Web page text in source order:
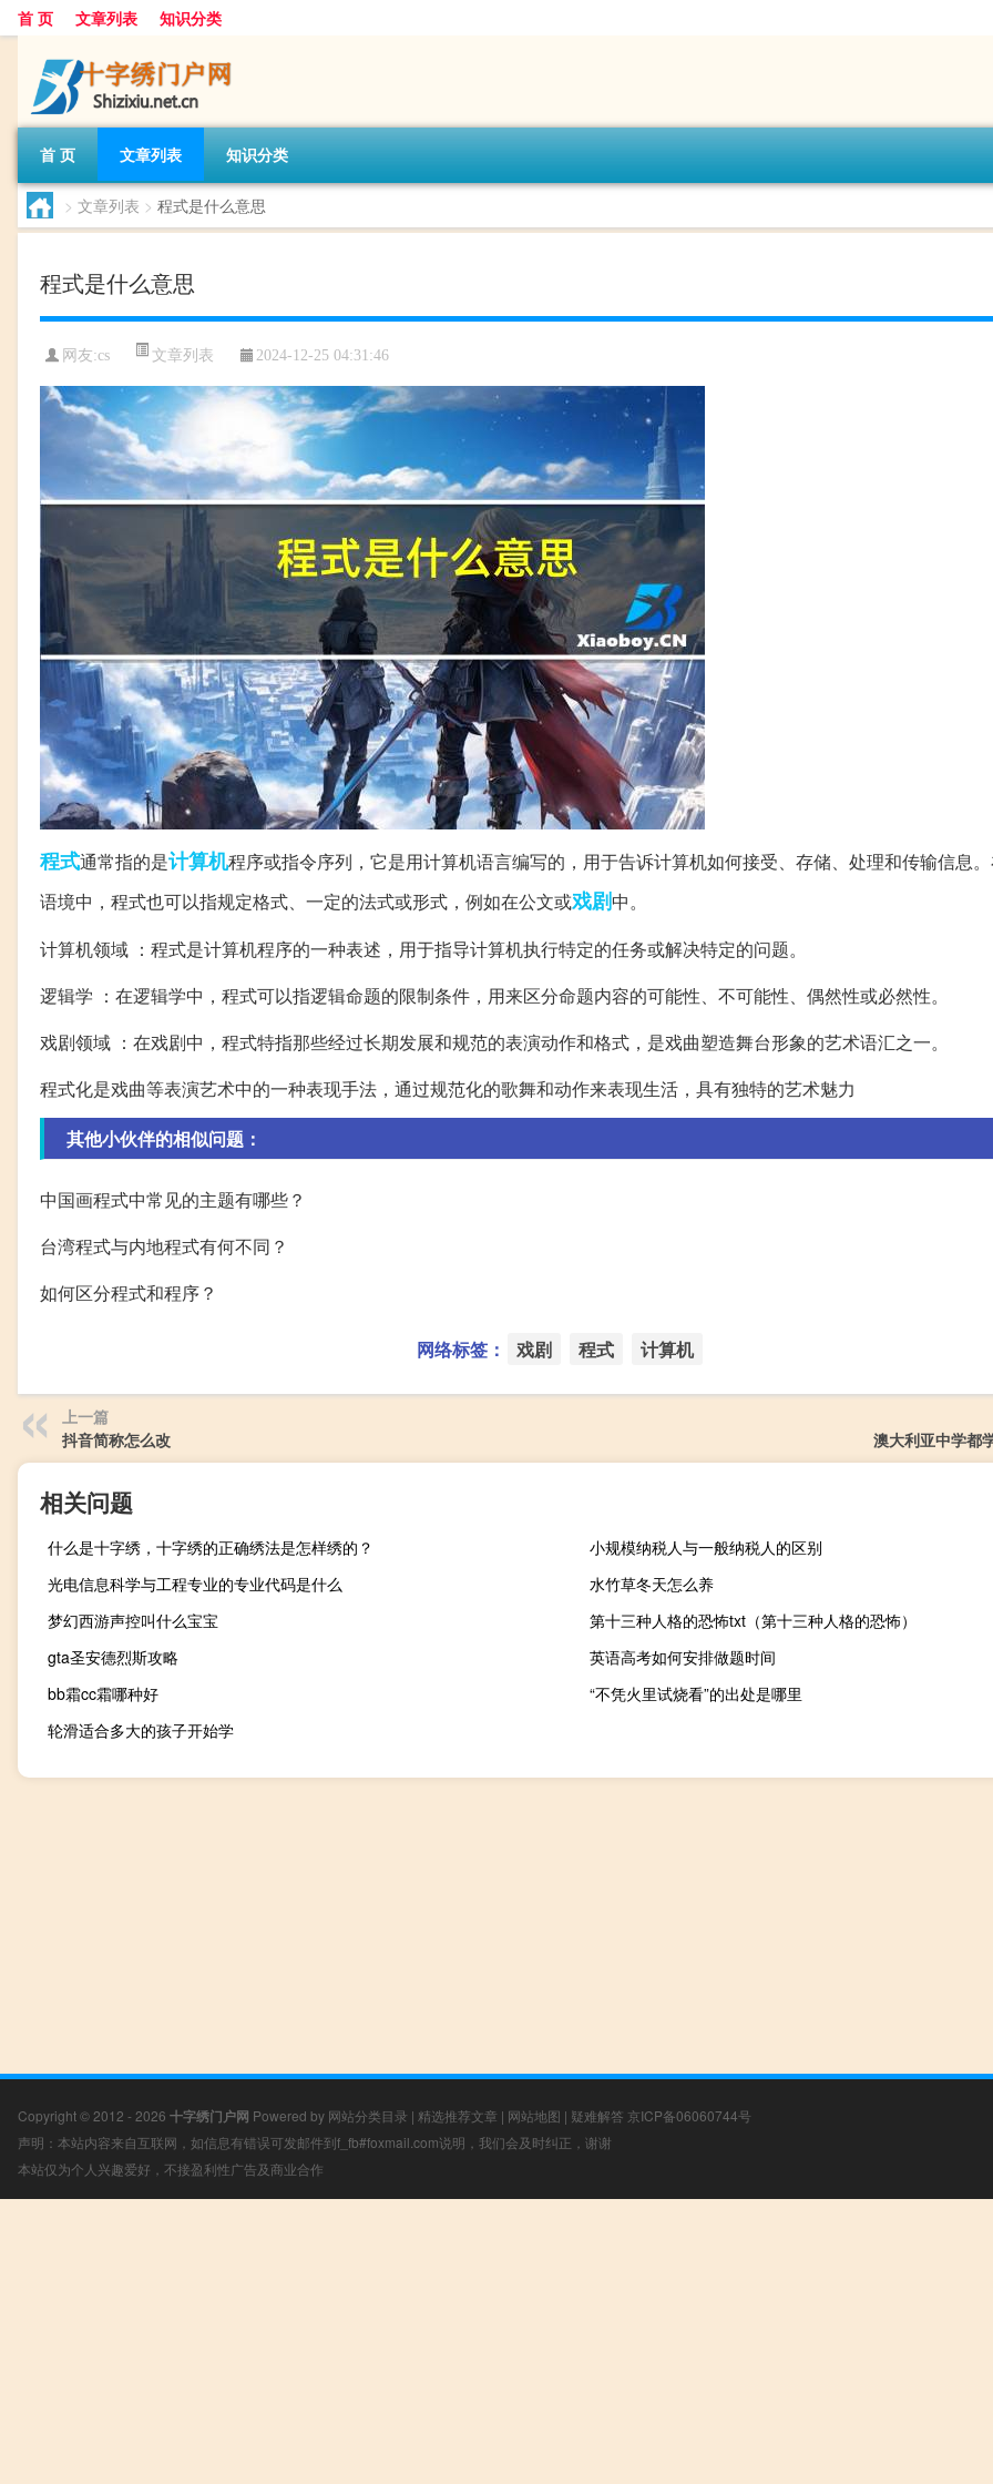
首 页 文章列表 知识分类
首 页 文章列表 知识分类
> 文章列表 > 程式是什么意思
程式是什么意思
网友:cs 文章列表 2024-12-25 04:31:46
程式通常指的是计算机程序或指令序列，它是用计算机语言编写的，用于告诉计算机如何接受、存储、处理和传输信息
语境中，程式也可以指规定格式、一定的法式或形式，例如在公文或戏剧中。
计算机领域 ：程式是计算机程序的一种表述，用于指导计算机执行特定的任务或解决特定的问题。
逻辑学 ：在逻辑学中，程式可以指逻辑命题的限制条件，用来区分命题内容的可能性、不可能性、偶然性或必然性。
戏剧领域 ：在戏剧中，程式特指那些经过长期发展和规范的表演动作和格式，是戏曲塑造舞台形象的艺术语汇之一。
程式化是戏曲等表演艺术中的一种表现手法，通过规范化的歌舞和动作来表现生活，具有独特的艺术魅力
其他小伙伴的相似问题：
中国画程式中常见的主题有哪些？
台湾程式与内地程式有何不同？
如何区分程式和程序？
网络标签： 戏剧 程式 计算机
上一篇
抖音简称怎么改
澳大利亚中学都
相关问题
什么是十字绣，十字绣的正确绣法是怎样绣的？
小规模纳税人与一般纳税人的区别
光电信息科学与工程专业的专业代码是什么
水竹草冬天怎么养
梦幻西游声控叫什么宝宝
第十三种人格的恐怖txt（第十三种人格的恐怖）
gta圣安德烈斯攻略
英语高考如何安排做题时间
bb霜cc霜哪种好
“不凭火里试烧看”的出处是哪里
轮滑适合多大的孩子开始学
Copyright © 2012 - 2026 十字绣门户网 Powered by 网站分类目录 | 精选推荐文章 | 网站地图 | 疑难解答 京ICP备06060744号
声明：本站内容来自互联网，如信息有错误可发邮件到f_fb#foxmail.com说明，我们会及时纠正，谢谢
本站仅为个人兴趣爱好，不接盈利性广告及商业合作